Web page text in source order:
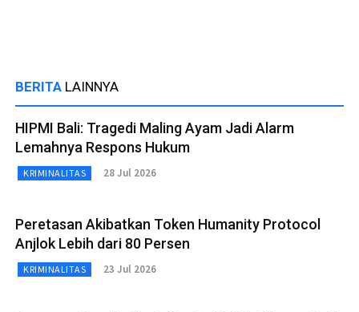
BERITA LAINNYA
HIPMI Bali: Tragedi Maling Ayam Jadi Alarm
Lemahnya Respons Hukum
KRIMINALITAS 28 Jul 2026
Peretasan Akibatkan Token Humanity Protocol
Anjlok Lebih dari 80 Persen
KRIMINALITAS 23 Jul 2026